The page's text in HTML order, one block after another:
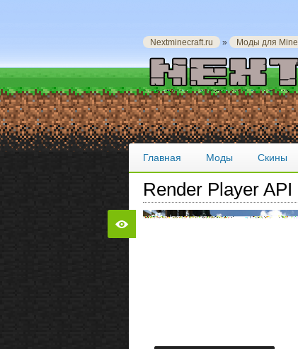
Nextminecraft.ru » Моды для
Главная Моды Скины
Render Player API